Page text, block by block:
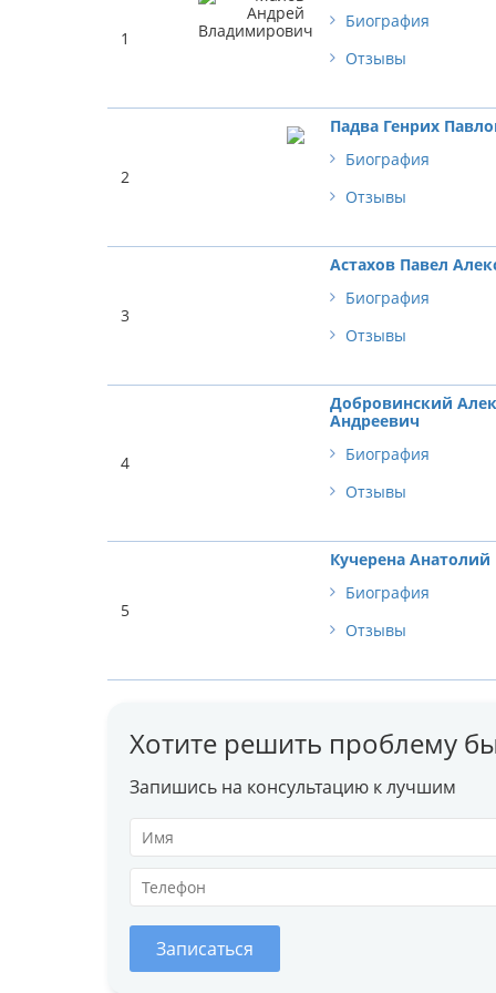
1
Биография
Отзывы
2
Падва Генрих
Биография
Отзывы
3
Астахов Павел
Биография
Отзывы
4
Добровинский
Андреевич
Биография
Отзывы
5
Кучерена
Биография
Отзывы
Хотите решить проблему
Запишись на консультацию к лучшим
Записаться